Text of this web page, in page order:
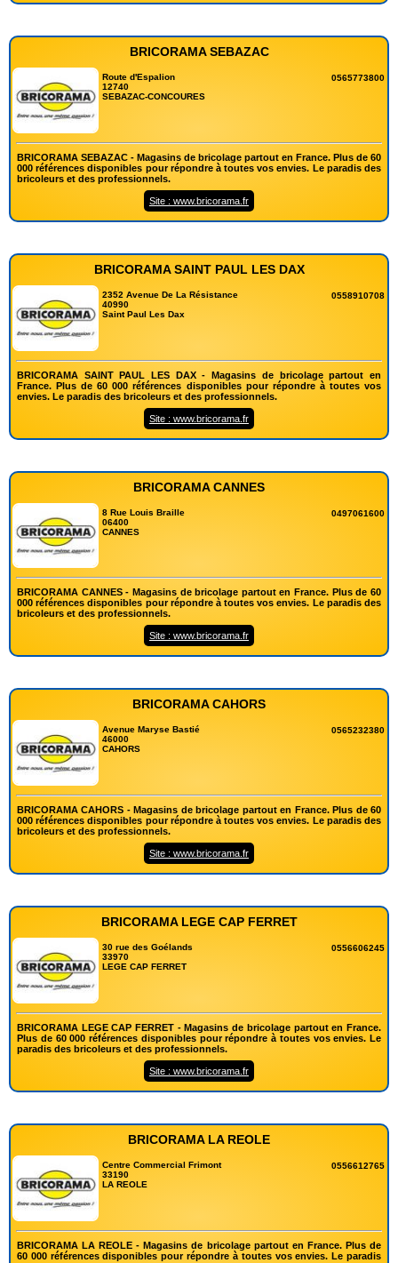
BRICORAMA SEBAZAC
Route d'Espalion
12740
SEBAZAC-CONCOURES
0565773800
BRICORAMA SEBAZAC - Magasins de bricolage partout en France. Plus de 60
000 références disponibles pour répondre à toutes vos envies. Le paradis des
bricoleurs et des professionnels.
Site : www.bricorama.fr
BRICORAMA SAINT PAUL LES DAX
2352 Avenue De La Résistance
40990
Saint Paul Les Dax
0558910708
BRICORAMA SAINT PAUL LES DAX - Magasins de bricolage partout en
France. Plus de 60 000 références disponibles pour répondre à toutes vos
envies. Le paradis des bricoleurs et des professionnels.
Site : www.bricorama.fr
BRICORAMA CANNES
8 Rue Louis Braille
06400
CANNES
0497061600
BRICORAMA CANNES - Magasins de bricolage partout en France. Plus de 60
000 références disponibles pour répondre à toutes vos envies. Le paradis des
bricoleurs et des professionnels.
Site : www.bricorama.fr
BRICORAMA CAHORS
Avenue Maryse Bastié
46000
CAHORS
0565232380
BRICORAMA CAHORS - Magasins de bricolage partout en France. Plus de 60
000 références disponibles pour répondre à toutes vos envies. Le paradis des
bricoleurs et des professionnels.
Site : www.bricorama.fr
BRICORAMA LEGE CAP FERRET
30 rue des Goélands
33970
LEGE CAP FERRET
0556606245
BRICORAMA LEGE CAP FERRET - Magasins de bricolage partout en France.
Plus de 60 000 références disponibles pour répondre à toutes vos envies. Le
paradis des bricoleurs et des professionnels.
Site : www.bricorama.fr
BRICORAMA LA REOLE
Centre Commercial Frimont
33190
LA REOLE
0556612765
BRICORAMA LA REOLE - Magasins de bricolage partout en France. Plus de
60 000 références disponibles pour répondre à toutes vos envies. Le paradis